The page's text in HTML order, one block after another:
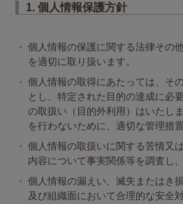
1. 個人情報保護方針
個人情報の保護に関する法律その
を適切に取り扱います。
個人情報の取得にあたっては、そ
とし、特定された目的の達成に必
の取扱い（目的外利用）はいたし
を行わないために、適切な管理措
個人情報の取扱いに関する苦情又
内容について事実関係等を調査し
個人情報の漏えい、滅失またはき
及び組織面において合理的な安全